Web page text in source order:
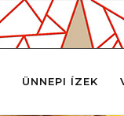
ÜNNEPI ÍZEK